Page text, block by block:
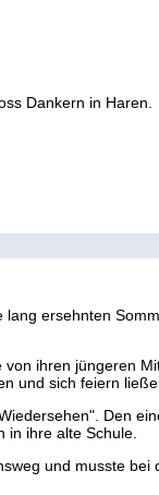
Dankern in Haren.
ersehnten
ihren jüngeren
und sich feiern
Den
ihre alte Schule.
und musste bei